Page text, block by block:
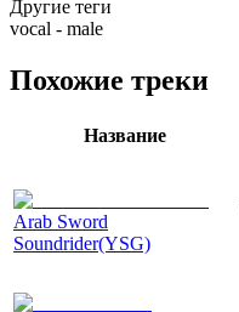
Другие теги
vocal - male
Похожие треки
Название
Arab Sword
Soundrider(YSG)